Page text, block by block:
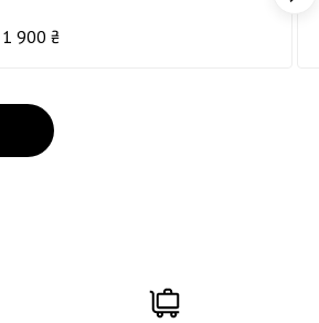
1 900 ₴